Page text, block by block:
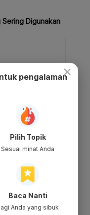
×
pengalaman
Pilih Topik
Sesuai minat Anda
Baca Nanti
Anda yang sibuk